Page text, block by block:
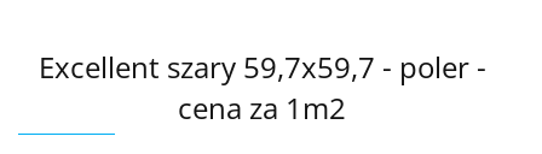
Excellent szary 59,7x59,7 - poler -
cena za 1m2